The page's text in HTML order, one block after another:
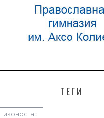
ТЕГИ
иконостас